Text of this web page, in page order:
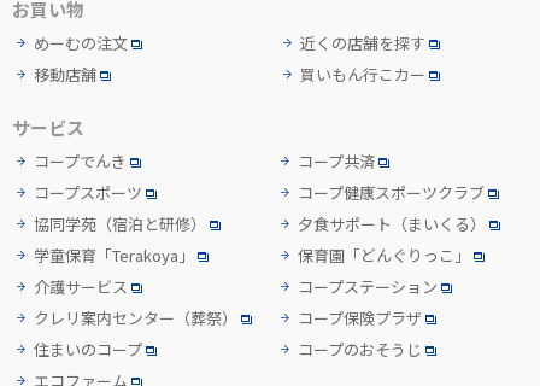
お買い物
めーむの注文
移動店舗
近くの店舗を探す
買いもん行こカー
サービス
コープでんき
コープ共済
コープスポーツ
コープ健康スポーツクラブ
協同学苑 （宿泊と研修） 夕食サポート （まいくる）
学童保育「Terakoya」
保育園「どんぐりっこ」
介護サービス
コープステーション
クレリ案内センター （葬祭）
コープ保険プラザ
住まいのコープ
コープのおそうじ
エコファーム